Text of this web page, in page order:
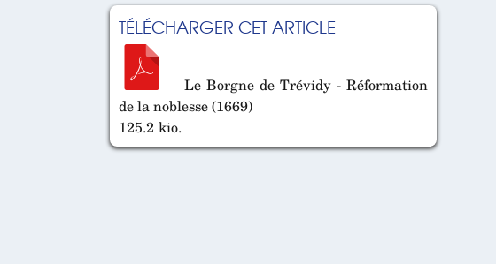
TÉLÉCHARGER CET ARTICLE
Le Borgne de Trévidy - Réformation
de la noblesse (1669)
125.2 kio.